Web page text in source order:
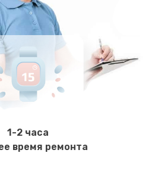
зарядки
1100 руб.
550 руб.
1-2 часа
время ремонта